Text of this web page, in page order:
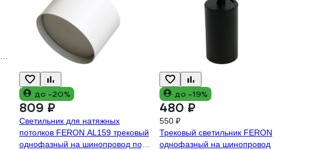
до -20%
809 ₽
Светильник для натяжных
потолков FERON AL159 трековый
однофазный на шинопровод под
до -19%
480 ₽
550 ₽
Трековый светильник FERON
однофазный на шинопровод